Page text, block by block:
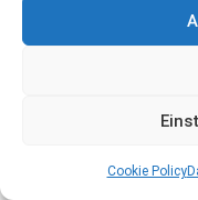
Cookie Policy